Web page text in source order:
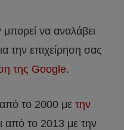
μπορεί να αναλάβει
την επιχείρηση σας
της Google.
από το 2000 με την
από το 2013 με την